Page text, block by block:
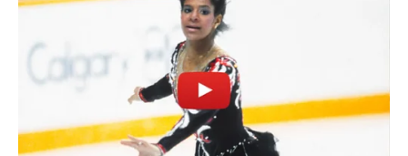
เนื้อหาที่ได้รับการโปรโมต